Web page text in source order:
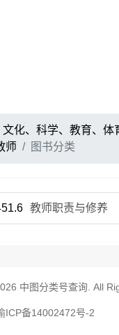
文化、科学、教育、体
师 图书分类
教师职责与修养
中图分类号查询 . All
ICP备14002472号-2